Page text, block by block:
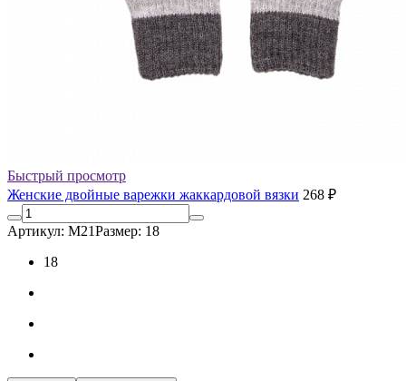
Быстрый просмотр
Женские двойные варежки жаккардовой вязки 268 ₽
Артикул: М21Размер: 18
18